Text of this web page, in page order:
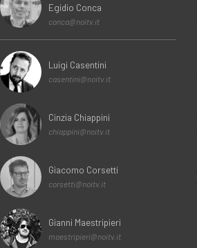
Egidio Conca
conca@noitv.it
Luigi Casentini
casentini@noitv.it
Cinzia Chiappini
chiappini@noitv.it
Giacomo Corsetti
corsetti@noitv.it
Gianni Maestripieri
maestripieri@noitv.it